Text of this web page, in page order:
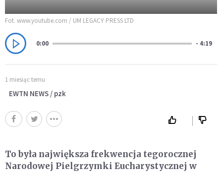
Fot. www.youtube.com / UM LEGACY PRESS LTD
0:00 - 4:19
1 miesiąc temu
EWTN NEWS / pzk
To była największa frekwencja tegorocznej
Narodowej Pielgrzymki Eucharystycznej w